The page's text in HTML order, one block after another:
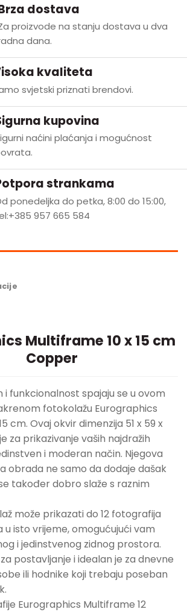
dostava
proizvode na stanju dostava u dva
dana.
kvaliteta
svjetski priznati brendovi.
kupovina
naćini plaćanja i mogućnost
strankama
ponedeljka do petka, 8:00 do 15:00,
957 665 584
Multiframe 10 x 15 cm
Copper
i funkcionalnost spajaju se u ovom
fotokolažu Eurographics
cm. Ovaj okvir dimenzija 51 x 59 x
za prikazivanje vaših najdražih
i moderan način. Njegova
obrada ne samo da dodaje dašak
također dobro slaže s raznim
može prikazati do 12 fotografija
u isto vrijeme, omogućujući vam
i jedinstvenog zidnog prostora.
postavljanje i idealan je za dnevne
ili hodnike koji trebaju poseban
Eurographics Multiframe 12